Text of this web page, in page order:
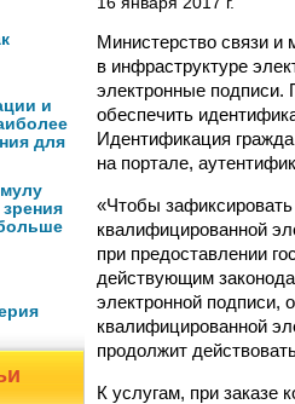
и
для
Министерство связи и
в инфраструктуре
электронные подписи.
обеспечить
Идентификация
на портале,
«Чтобы
квалифицированной
при предоставлении
действующим
электронной подписи,
квалифицированной
продолжит
К услугам, при заказе